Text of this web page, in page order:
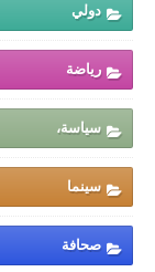
دولي
رياضة
سياسة،
سينما
صحافة